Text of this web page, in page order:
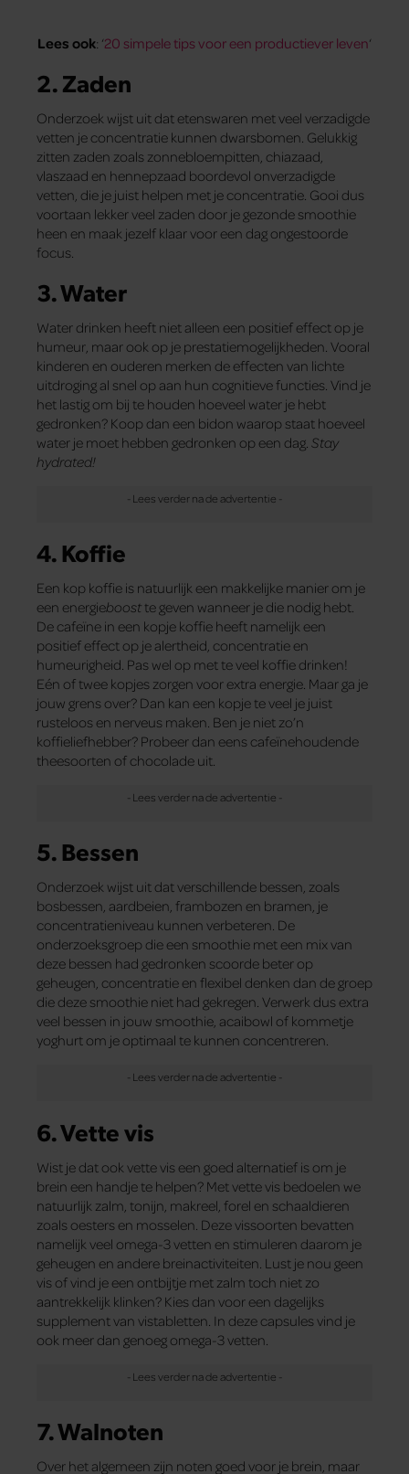
Lees ook: ‘20 simpele tips voor een productiever leven‘
2. Zaden
Onderzoek wijst uit dat etenswaren met veel verzadigde
vetten je concentratie kunnen dwarsbomen. Gelukkig
zitten zaden zoals zonnebloempitten, chiazaad,
vlaszaad en hennepzaad boordevol onverzadigde
vetten, die je juist helpen met je concentratie. Gooi dus
voortaan lekker veel zaden door je gezonde smoothie
heen en maak jezelf klaar voor een dag ongestoorde
focus.
3. Water
Water drinken heeft niet alleen een positief effect op je
humeur, maar ook op je prestatiemogelijkheden. Vooral
kinderen en ouderen merken de effecten van lichte
uitdroging al snel op aan hun cognitieve functies. Vind je
het lastig om bij te houden hoeveel water je hebt
gedronken? Koop dan een bidon waarop staat hoeveel
water je moet hebben gedronken op een dag. Stay
hydrated!
4. Koffie
Een kop koffie is natuurlijk een makkelijke manier om je
een energieboost te geven wanneer je die nodig hebt.
De cafeïne in een kopje koffie heeft namelijk een
positief effect op je alertheid, concentratie en
humeurigheid. Pas wel op met te veel koffie drinken!
Eén of twee kopjes zorgen voor extra energie. Maar ga je
jouw grens over? Dan kan een kopje te veel je juist
rusteloos en nerveus maken. Ben je niet zo’n
koffieliefhebber? Probeer dan eens cafeïnehoudende
theesoorten of chocolade uit.
5. Bessen
Onderzoek wijst uit dat verschillende bessen, zoals
bosbessen, aardbeien, frambozen en bramen, je
concentratieniveau kunnen verbeteren. De
onderzoeksgroep die een smoothie met een mix van
deze bessen had gedronken scoorde beter op
geheugen, concentratie en flexibel denken dan de groep
die deze smoothie niet had gekregen. Verwerk dus extra
veel bessen in jouw smoothie, acaibowl of kommetje
yoghurt om je optimaal te kunnen concentreren.
6. Vette vis
Wist je dat ook vette vis een goed alternatief is om je
brein een handje te helpen? Met vette vis bedoelen we
natuurlijk zalm, tonijn, makreel, forel en schaaldieren
zoals oesters en mosselen. Deze vissoorten bevatten
namelijk veel omega-3 vetten en stimuleren daarom je
geheugen en andere breinactiviteiten. Lust je nou geen
vis of vind je een ontbijtje met zalm toch niet zo
aantrekkelijk klinken? Kies dan voor een dagelijks
supplement van vistabletten. In deze capsules vind je
ook meer dan genoeg omega-3 vetten.
7. Walnoten
Over het algemeen zijn noten goed voor je brein, maar